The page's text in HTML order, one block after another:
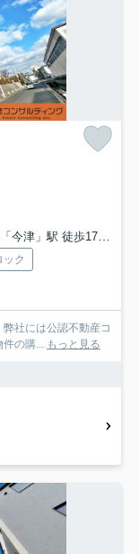
今津」駅 徒歩17分
ック
の購...
もっと見る